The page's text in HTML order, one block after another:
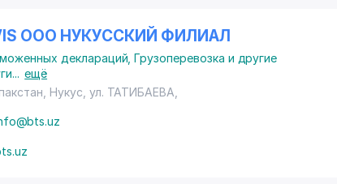
ООО НУКУССКИЙ ФИЛИАЛ
деклараций ,Грузоперевозка и другие
... ещё
Нукус, ул. ТАТИБАЕВА